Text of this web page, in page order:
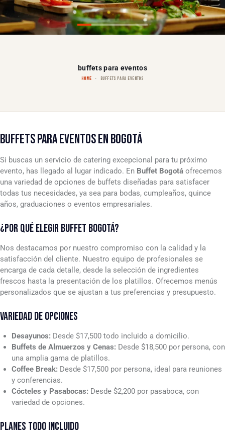
buffets para eventos
HOME BUFFETS PARA EVENTOS
BUFFETS PARA EVENTOS EN BOGOTÁ
Si buscas un servicio de catering excepcional para tu próximo
evento, has llegado al lugar indicado. En Buffet Bogotá ofrecemos
una variedad de opciones de buffets diseñadas para satisfacer
todas tus necesidades, ya sea para bodas, cumpleaños, quince
años, graduaciones o eventos empresariales.
¿POR QUÉ ELEGIR BUFFET BOGOTÁ?
Nos destacamos por nuestro compromiso con la calidad y la
satisfacción del cliente. Nuestro equipo de profesionales se
encarga de cada detalle, desde la selección de ingredientes
frescos hasta la presentación de los platillos. Ofrecemos menús
personalizados que se ajustan a tus preferencias y presupuesto.
VARIEDAD DE OPCIONES
Desayunos: Desde $17,500 todo incluido a domicilio.
Buffets de Almuerzos y Cenas: Desde $18,500 por persona, con
una amplia gama de platillos.
Coffee Break: Desde $17,500 por persona, ideal para reuniones
y conferencias.
Cócteles y Pasabocas: Desde $2,200 por pasaboca, con
variedad de opciones.
PLANES TODO INCLUIDO